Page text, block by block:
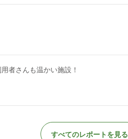
者さんも温かい施設！
すべてのレポートを見る